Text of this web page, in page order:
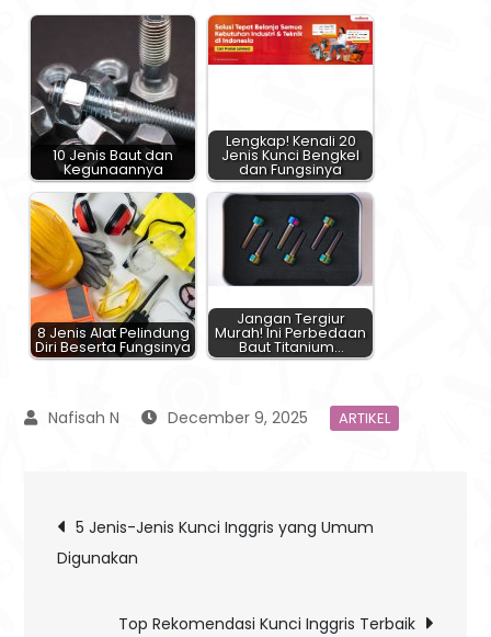
10 Jenis Baut dan
Kegunaannya
Lengkap! Kenali 20
Jenis Kunci Bengkel
dan Fungsinya
8 Jenis Alat Pelindung
Diri Beserta Fungsinya
Jangan Tergiur
Murah! Ini Perbedaan
Baut Titanium…
December 9, 2025 ARTIKEL
Post
navigation
5 Jenis-Jenis Kunci Inggris yang Umum
Digunakan
Top Rekomendasi Kunci Inggris Terbaik